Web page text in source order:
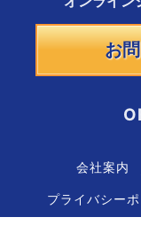
お
会社案内
プライバシー